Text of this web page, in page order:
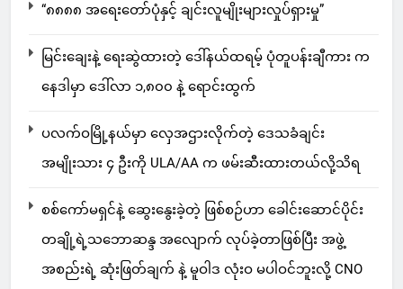
“၈၈၈၈ အရေးတော်ပုံနှင့် ချင်းလူမျိုးများလှုပ်ရှားမှု”
မြင်းချေးနဲ့ ရေးဆွဲထားတဲ့ ဒေါ်နယ်ထရမ့် ပုံတူပန်းချီကား က
နေဒါမှာ ဒေါ်လာ ၁,၈၀၀ နဲ့ ရောင်းထွက်
ပလက်ဝမြို့နယ်မှာ လှေအဌားလိုက်တဲ့ ဒေသခံချင်း
အမျိုးသား ၄ ဦးကို ULA/AA က ဖမ်းဆီးထားတယ်လို့သိရ
စစ်ကော်မရှင်နဲ့ ဆွေးနွေးခဲ့တဲ့ ဖြစ်စဉ်ဟာ ခေါင်းဆောင်ပိုင်း
တချို့ရဲ့သဘောဆန္ဒ အလျောက် လုပ်ခဲ့တာဖြစ်ပြီး အဖွဲ့
အစည်းရဲ့ ဆုံးဖြတ်ချက် နဲ့ မူဝါဒ လုံးဝ မပါဝင်ဘူးလို့ CNO